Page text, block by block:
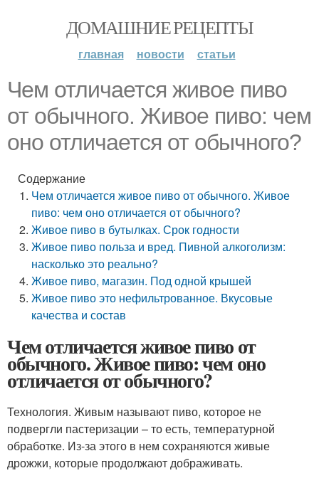
ДОМАШНИЕ РЕЦЕПТЫ
главная новости статьи
Чем отличается живое пиво
от обычного. Живое пиво: чем
оно отличается от обычного?
Содержание
Чем отличается живое пиво от обычного. Живое
пиво: чем оно отличается от обычного?
Живое пиво в бутылках. Срок годности
Живое пиво польза и вред. Пивной алкоголизм:
насколько это реально?
Живое пиво, магазин. Под одной крышей
Живое пиво это нефильтрованное. Вкусовые
качества и состав
Чем отличается живое пиво от
обычного. Живое пиво: чем оно
отличается от обычного?
Технология. Живым называют пиво, которое не
подвергли пастеризации – то есть, температурной
обработке. Из-за этого в нем сохраняются живые
дрожжи, которые продолжают дображивать.